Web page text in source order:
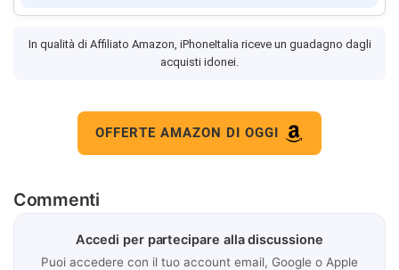
In qualità di Affiliato Amazon, iPhoneItalia riceve un guadagno dagli
acquisti idonei.
OFFERTE AMAZON DI OGGI
Commenti
Accedi per partecipare alla discussione
Puoi accedere con il tuo account email, Google o Apple